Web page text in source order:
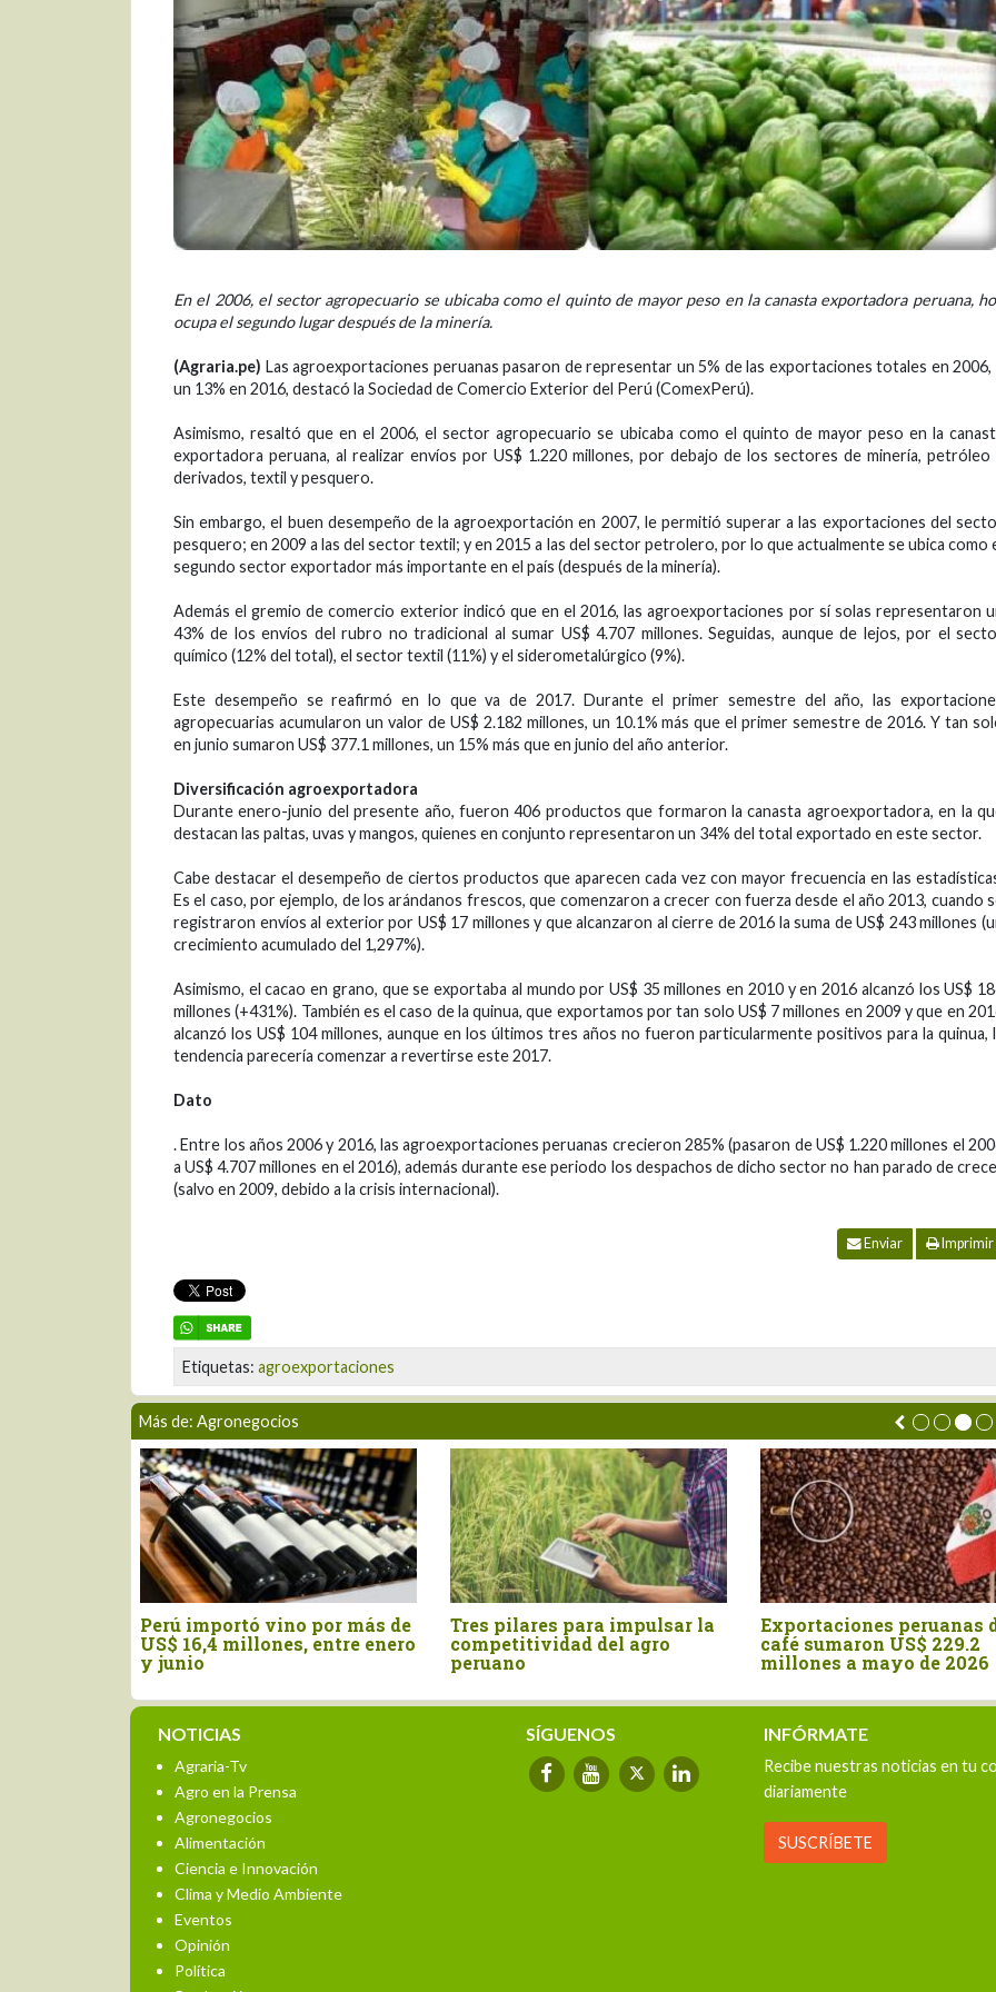
En el 2006, el sector agropecuario se ubicaba como el quinto de mayor peso en la canasta exportadora peruana,
ocupa el segundo lugar después de la minería.
(Agraria.pe) Las agroexportaciones peruanas pasaron de representar un 5% de las exportaciones totales en 2006,
un 13% en 2016, destacó la Sociedad de Comercio Exterior del Perú (ComexPerú).
Asimismo, resaltó que en el 2006, el sector agropecuario se ubicaba como el quinto de mayor peso en la
exportadora peruana, al realizar envíos por US$ 1.220 millones, por debajo de los sectores de minería, petróleo
derivados, textil y pesquero.
Sin embargo, el buen desempeño de la agroexportación en 2007, le permitió superar a las exportaciones del
pesquero; en 2009 a las del sector textil; y en 2015 a las del sector petrolero, por lo que actualmente se ubica como
segundo sector exportador más importante en el país (después de la minería).
Además el gremio de comercio exterior indicó que en el 2016, las agroexportaciones por sí solas representaron
43% de los envíos del rubro no tradicional al sumar US$ 4.707 millones. Seguidas, aunque de lejos, por el
químico (12% del total), el sector textil (11%) y el siderometalúrgico (9%).
Este desempeño se reafirmó en lo que va de 2017. Durante el primer semestre del año, las
agropecuarias acumularon un valor de US$ 2.182 millones, un 10.1% más que el primer semestre de 2016. Y tan
en junio sumaron US$ 377.1 millones, un 15% más que en junio del año anterior.
Diversificación agroexportadora
Durante enero-junio del presente año, fueron 406 productos que formaron la canasta agroexportadora, en la
destacan las paltas, uvas y mangos, quienes en conjunto representaron un 34% del total exportado en este sector.
Cabe destacar el desempeño de ciertos productos que aparecen cada vez con mayor frecuencia en las
Es el caso, por ejemplo, de los arándanos frescos, que comenzaron a crecer con fuerza desde el año 2013, cuando
registraron envíos al exterior por US$ 17 millones y que alcanzaron al cierre de 2016 la suma de US$ 243 millones
crecimiento acumulado del 1,297%).
Asimismo, el cacao en grano, que se exportaba al mundo por US$ 35 millones en 2010 y en 2016 alcanzó los US$
millones (+431%). También es el caso de la quinua, que exportamos por tan solo US$ 7 millones en 2009 y que en
alcanzó los US$ 104 millones, aunque en los últimos tres años no fueron particularmente positivos para la quinua,
tendencia parecería comenzar a revertirse este 2017.
Dato
. Entre los años 2006 y 2016, las agroexportaciones peruanas crecieron 285% (pasaron de US$ 1.220 millones el
a US$ 4.707 millones en el 2016), además durante ese periodo los despachos de dicho sector no han parado de
(salvo en 2009, debido a la crisis internacional).
Enviar Imprimir
Etiquetas: agroexportaciones
Más de: Agronegocios
Exportaciones peruanas de
café sumaron US$ 229.2
millones a mayo de 2026
Perú: Agroexportaciones
crecen 4.9%, pero con un
sector partido en dos
Australia fue el mayor
proveedor de malta para el
mercado peruano en el primer
NOTICIAS
Agraria-Tv
Agro en la Prensa
Agronegocios
Alimentación
Ciencia e Innovación
Clima y Medio Ambiente
Eventos
Opinión
Política
SÍGUENOS INFÓRMATE
Recibe nuestras noticias en tu
diariamente
SUSCRÍBETE